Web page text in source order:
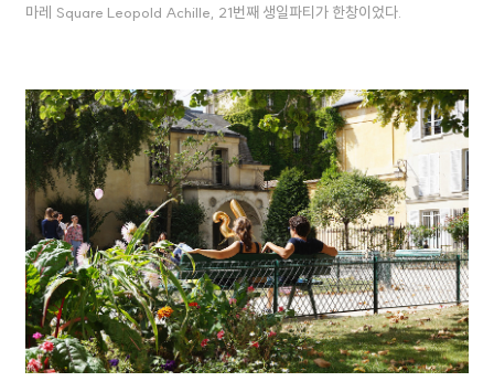
마레 Square Leopold Achille, 21번째 생일파티가 한창이었다.